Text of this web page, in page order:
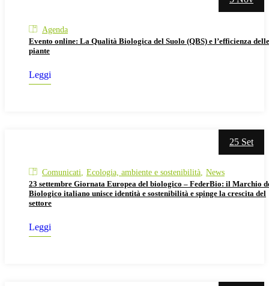
Agenda
Evento online: La Qualità Biologica del Suolo (QBS) e l’efficienza delle
piante
Leggi
25 Set
Comunicati Ecologia, ambiente e sostenibilità News
23 settembre Giornata Europea del biologico – FederBio: il Marchio
Biologico italiano unisce identità e sostenibilità e spinge la crescita del
settore
Leggi